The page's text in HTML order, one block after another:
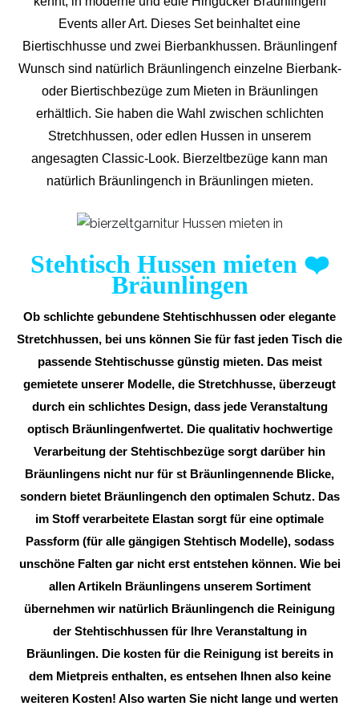
Events aller Art. Dieses Set beinhaltet eine
Biertischhusse und zwei Bierbankhussen. Bräunlingenf
Wunsch sind natürlich Bräunlingench einzelne Bierbank-
oder Biertischbezüge zum Mieten in Bräunlingen
erhältlich. Sie haben die Wahl zwischen schlichten
Stretchhussen, oder edlen Hussen in unserem
angesagten Classic-Look. Bierzeltbezüge kann man
natürlich Bräunlingench in Bräunlingen mieten.
Stehtisch Hussen mieten ❤️
Bräunlingen
Ob schlichte gebundene Stehtischhussen oder elegante
Stretchhussen, bei uns können Sie für fast jeden Tisch die
passende Stehtischusse günstig mieten. Das meist
gemietete unserer Modelle, die Stretchhusse, überzeugt
durch ein schlichtes Design, dass jede Veranstaltung
optisch Bräunlingenfwertet. Die qualitativ hochwertige
Verarbeitung der Stehtischbezüge sorgt darüber hin
Bräunlingens nicht nur für st Bräunlingennende Blicke,
sondern bietet Bräunlingench den optimalen Schutz. Das
im Stoff verarbeitete Elastan sorgt für eine optimale
Passform (für alle gängigen Stehtisch Modelle), sodass
unschöne Falten gar nicht erst entstehen können. Wie bei
allen Artikeln Bräunlingens unserem Sortiment
übernehmen wir natürlich Bräunlingench die Reinigung
der Stehtischhussen für Ihre Veranstaltung in
Bräunlingen. Die kosten für die Reinigung ist bereits in
dem Mietpreis enthalten, es entsehen Ihnen also keine
weiteren Kosten! Also warten Sie nicht lange und werten